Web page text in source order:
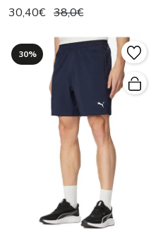
30,40€ 38,0€
30%